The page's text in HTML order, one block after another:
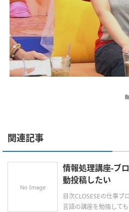
関連記事
No Image
情報処理講座-ブ
動投稿したい
目次CLOSESEの仕事
言語の講座を勉強して